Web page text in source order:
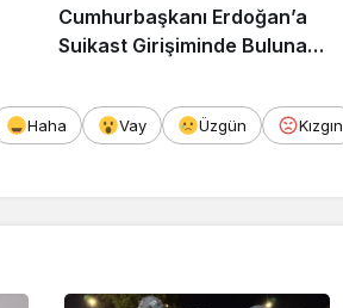
Cumhurbaşkanı Erdoğan’a
Suikast Girişiminde Bulunan
Afyonkarahisar’da Yakalandı
Haha Vay Üzgün Kızgın